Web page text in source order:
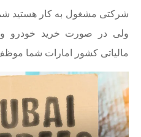
شرکتی مشغول به کار هستید
ولی در صورت خرید خودرو و
مالیاتی کشور امارات شما